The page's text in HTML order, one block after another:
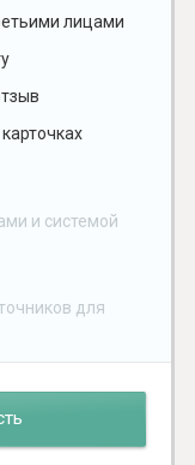
лицами
и системой
для